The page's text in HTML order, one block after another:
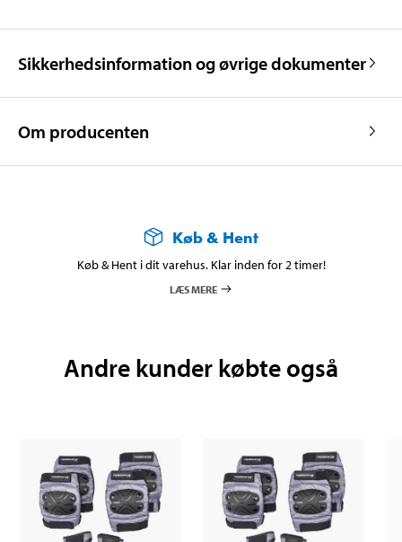
Sikkerhedsinformation og øvrige dokumenter
Om producenten
Køb & Hent
Køb & Hent i dit varehus. Klar inden for 2 timer!
LÆS MERE
Andre kunder købte også